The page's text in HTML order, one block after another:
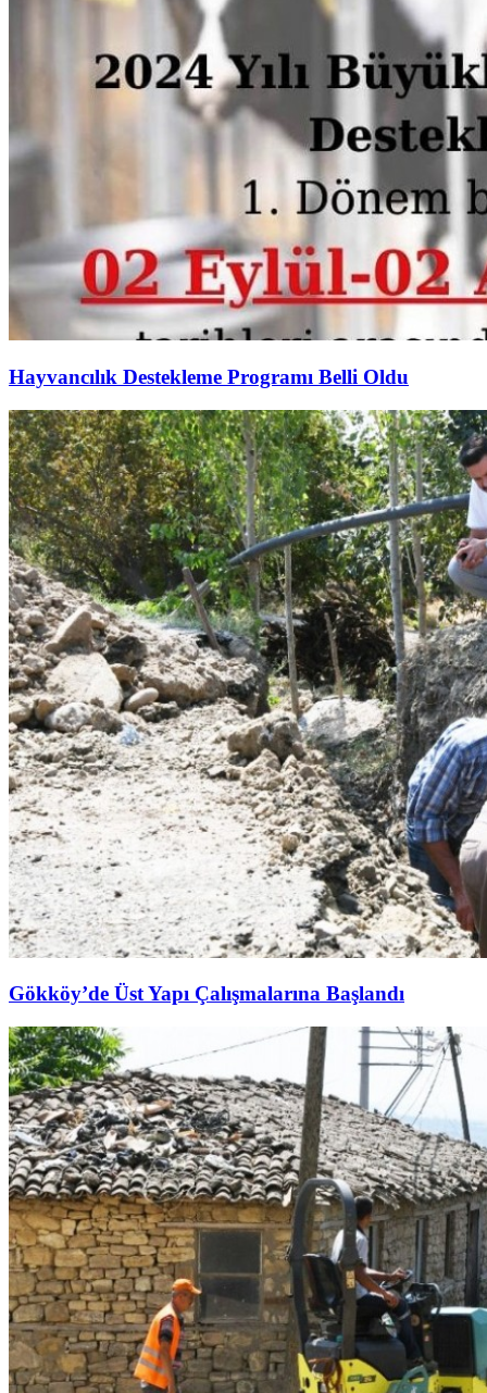
Hayvancılık Destekleme Programı Belli Oldu
Gökköy’de Üst Yapı Çalışmalarına Başlandı